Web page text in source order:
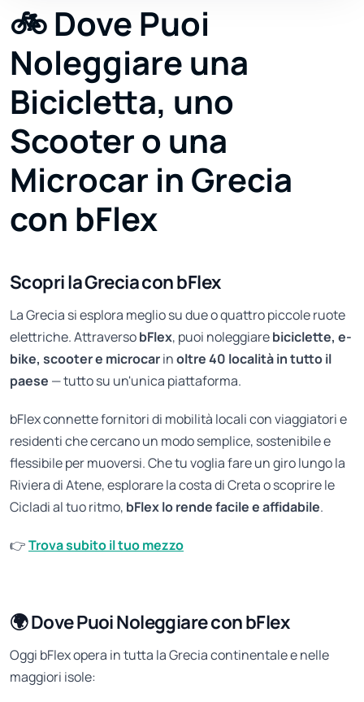
🚲 Dove Puoi
Noleggiare una
Bicicletta, uno
Scooter o una
Microcar in Grecia
con bFlex
Scopri la Grecia con bFlex
La Grecia si esplora meglio su due o quattro piccole ruote
elettriche. AttraversobFlex, puoi noleggiarebiciclette, e-
bike, scooter e microcarinoltre 40 località in tutto il
paese — tutto su un'unica piattaforma.
bFlex connette fornitori di mobilità locali con viaggiatori e
residenti che cercano un modo semplice, sostenibile e
flessibile per muoversi. Che tu voglia fare un giro lungo la
Riviera di Atene, esplorare la costa di Creta o scoprire le
Cicladi al tuo ritmo, bFlex lo rende facile e affidabile.
👉Trova subito il tuo mezzo
🌍 Dove Puoi Noleggiare con bFlex
Oggi bFlex opera in tutta la Grecia continentale e nelle
maggiori isole: